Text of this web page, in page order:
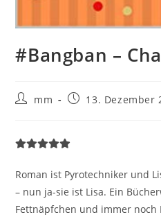
#Bangban –
mm 13. Dezember
Roman ist Pyrotechniker und
– nun ja-sie ist Lisa. Ein
Fettnäpfchen und immer